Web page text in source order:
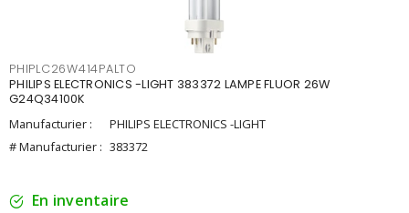
PHIPLC26W414PALTO
PHILIPS ELECTRONICS -LIGHT 383372 LAMPE FLUOR 26W
G24Q34100K
Manufacturier :
PHILIPS ELECTRONICS -LIGHT
# Manufacturier : 383372
En inventaire